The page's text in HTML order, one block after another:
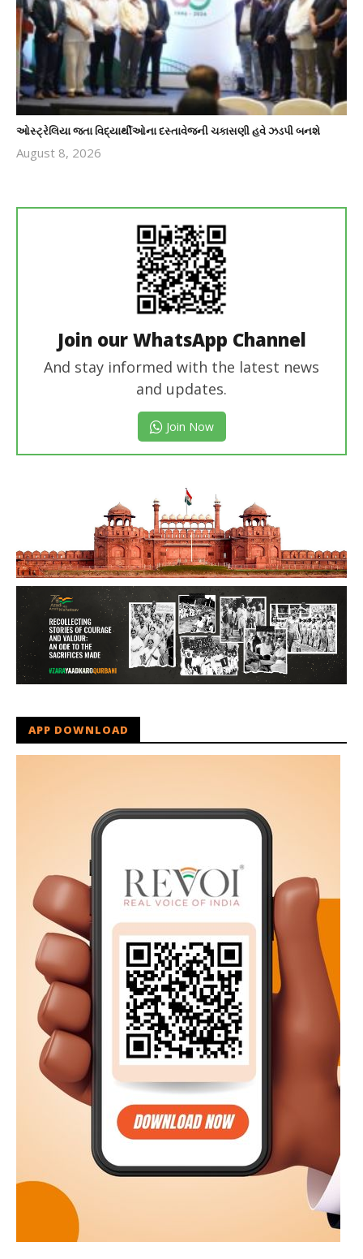
ઓસ્ટ્રેલિયા જતા વિદ્યાર્થીઓના દસ્તાવેજની ચકાસણી હવે ઝડપી બનશે
August 8, 2026
Join our WhatsApp Channel
And stay informed with the latest news
and updates.
Join Now
APP DOWNLOAD